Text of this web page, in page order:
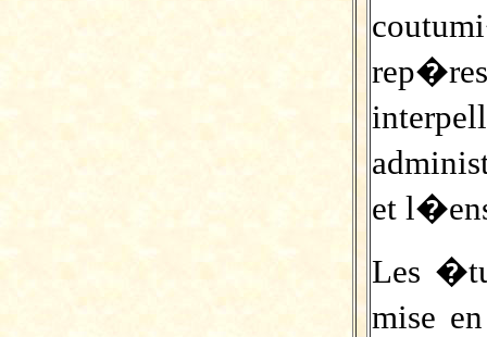
et
Les
mise